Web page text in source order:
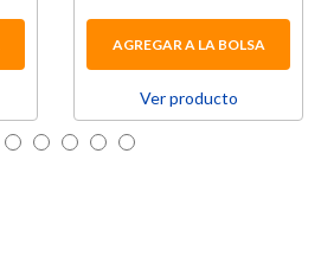
AGREGAR A LA BOLSA
Ver producto